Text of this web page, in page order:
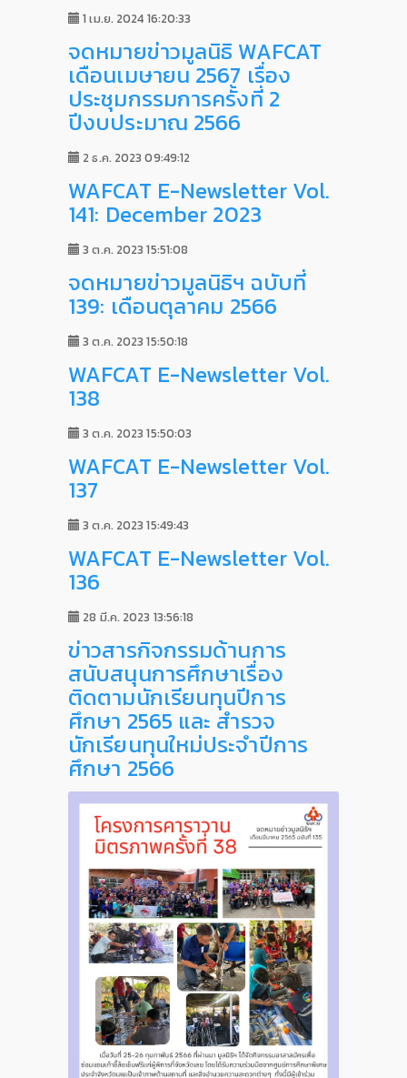
1 เม.ย. 2024 16:20:33
จดหมายข่าวมูลนิธิ WAFCAT
เดือนเมษายน 2567 เรื่อง
ประชุมกรรมการครั้งที่ 2
ปีงบประมาณ 2566
2 ธ.ค. 2023 09:49:12
WAFCAT E-Newsletter Vol.
141: December 2023
3 ต.ค. 2023 15:51:08
จดหมายข่าวมูลนิธิฯ ฉบับที่
139: เดือนตุลาคม 2566
3 ต.ค. 2023 15:50:18
WAFCAT E-Newsletter Vol.
138
3 ต.ค. 2023 15:50:03
WAFCAT E-Newsletter Vol.
137
3 ต.ค. 2023 15:49:43
WAFCAT E-Newsletter Vol.
136
28 มี.ค. 2023 13:56:18
ข่าวสารกิจกรรมด้านการ
สนับสนุนการศึกษาเรื่อง
ติดตามนักเรียนทุนปีการ
ศึกษา 2565 และ สำรวจ
นักเรียนทุนใหม่ประจำปีการ
ศึกษา 2566